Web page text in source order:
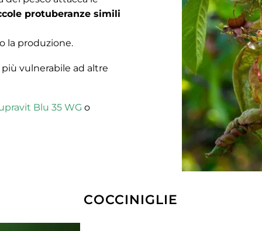
protuberanze simili
la produzione.
vulnerabile ad altre
Blu 35 WG o
COCCINIGLIE